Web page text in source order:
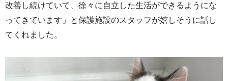
改善し続けていて、徐々に自立した生活ができるようにな
ってきています」と保護施設のスタッフが嬉しそうに話し
てくれました。